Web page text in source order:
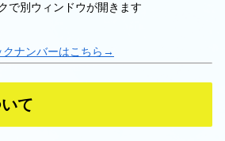
で別ウィンドウが開きます
クナンバーはこちら→
て